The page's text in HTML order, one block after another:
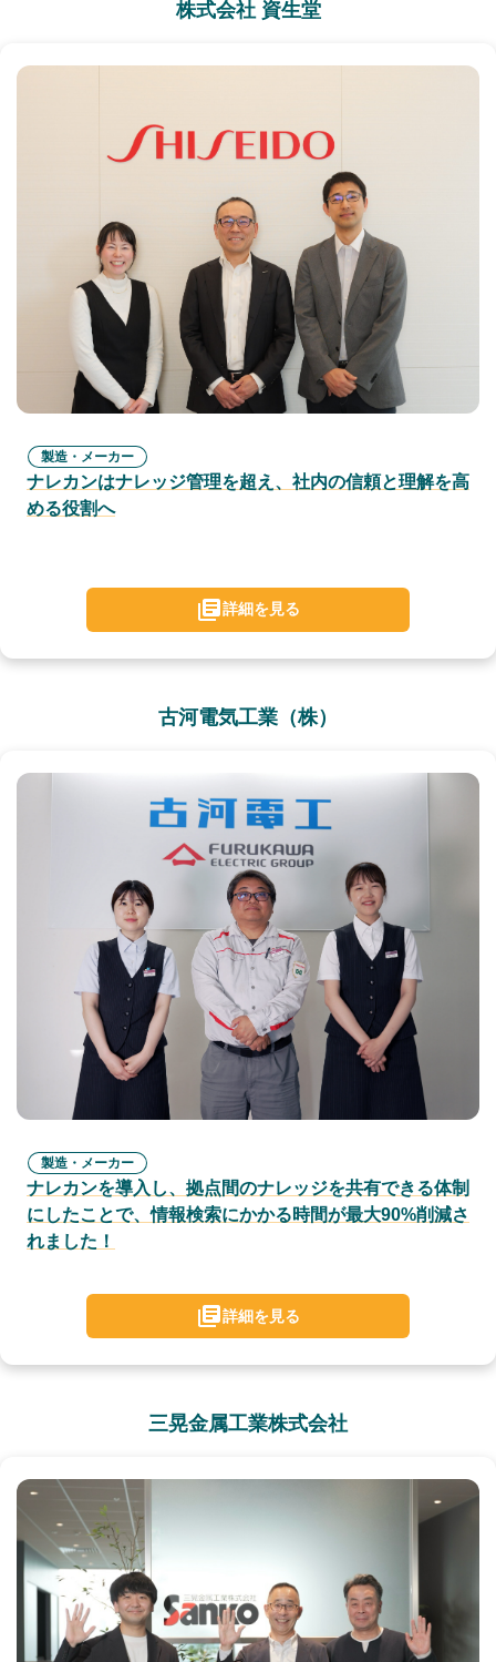
株式会社 資生堂
製造・メーカー
ナレカンはナレッジ管理を超え、社内の信頼と理解を高
める役割へ
詳細を見る
古河電気工業（株）
製造・メーカー
ナレカンを導入し、拠点間のナレッジを共有できる体制
にしたことで、情報検索にかかる時間が最大90%削減さ
れました！
詳細を見る
三晃金属工業株式会社